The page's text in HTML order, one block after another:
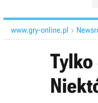
www.gry-online.pl 